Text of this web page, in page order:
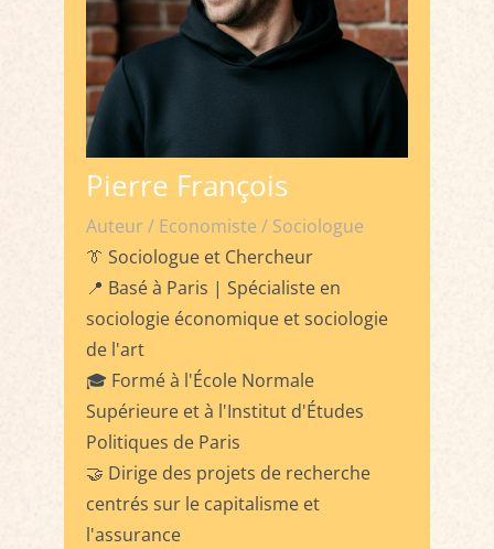
Pierre François
Auteur / Economiste / Sociologue
👔 Sociologue et Chercheur
📍 Basé à Paris | Spécialiste en
sociologie économique et sociologie
de l'art
🎓 Formé à l'École Normale
Supérieure et à l'Institut d'Études
Politiques de Paris
🤝 Dirige des projets de recherche
centrés sur le capitalisme et
l'assurance